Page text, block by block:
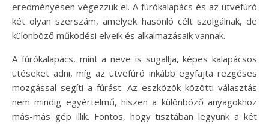
eredményesen végezzük el. A fúrókalapács és az ütvefúró
két olyan szerszám, amelyek hasonló célt szolgálnak, de
különböző működési elveik és alkalmazásaik vannak.
A fúrókalapács, mint a neve is sugallja, képes kalapácsos
ütéseket adni, míg az ütvefúró inkább egyfajta rezgéses
mozgással segíti a fúrást. Az eszközök közötti választás
nem mindig egyértelmű, hiszen a különböző anyagokhoz
más-más gép illik. Fontos, hogy tisztában legyünk a két